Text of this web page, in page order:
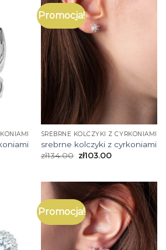
Promocja!
SREBRNE KOLCZYKI Z CYRKONIAMI
srebrne kolczyki z cyrkoniami
zł134.00 zł103.00
Promocja!